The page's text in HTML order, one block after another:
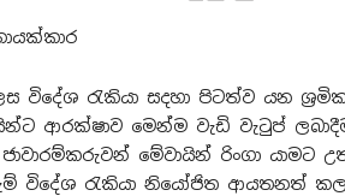
විදේශ රැකියා සදහා පිටත්ව යන
ආරක්ෂාව මෙන්ම වැඩි වැටුප්
මේවායින් රිංගා යාමට
විදේශ රැකියා නියෝජිත ආයතනත්